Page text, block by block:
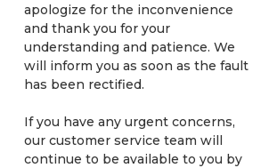
apologize for the inconvenience
and thank you for your
understanding and patience. We
will inform you as soon as the fault
has been rectified.
If you have any urgent concerns,
our customer service team will
continue to be available to you by